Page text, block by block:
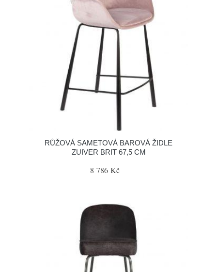
RŮŽOVÁ SAMETOVÁ BAROVÁ ŽIDLE
ZUIVER BRIT 67,5 CM
8 786 Kč